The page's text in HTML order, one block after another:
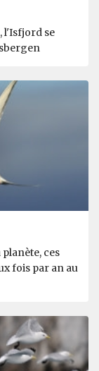
l'Isfjord se
ces
fois par an au